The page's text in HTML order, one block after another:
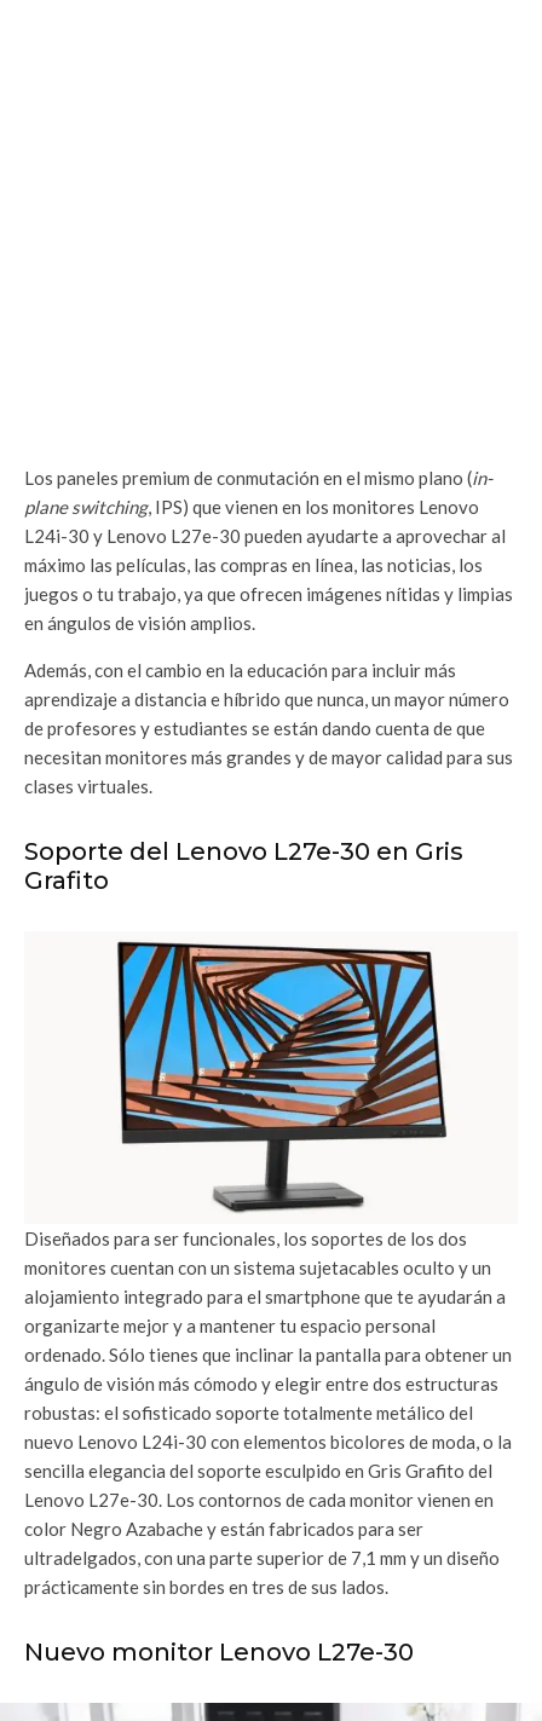
Los paneles premium de conmutación en el mismo plano (in-
plane switching, IPS) que vienen en los monitores Lenovo
L24i-30 y Lenovo L27e-30 pueden ayudarte a aprovechar al
máximo las películas, las compras en línea, las noticias, los
juegos o tu trabajo, ya que ofrecen imágenes nítidas y limpias
en ángulos de visión amplios.
Además, con el cambio en la educación para incluir más
aprendizaje a distancia e híbrido que nunca, un mayor número
de profesores y estudiantes se están dando cuenta de que
necesitan monitores más grandes y de mayor calidad para sus
clases virtuales.
Soporte del Lenovo L27e-30 en Gris
Grafito
Diseñados para ser funcionales, los soportes de los dos
monitores cuentan con un sistema sujetacables oculto y un
alojamiento integrado para el smartphone que te ayudarán a
organizarte mejor y a mantener tu espacio personal
ordenado. Sólo tienes que inclinar la pantalla para obtener un
ángulo de visión más cómodo y elegir entre dos estructuras
robustas: el sofisticado soporte totalmente metálico del
nuevo Lenovo L24i-30 con elementos bicolores de moda, o la
sencilla elegancia del soporte esculpido en Gris Grafito del
Lenovo L27e-30. Los contornos de cada monitor vienen en
color Negro Azabache y están fabricados para ser
ultradelgados, con una parte superior de 7,1 mm y un diseño
prácticamente sin bordes en tres de sus lados.
Nuevo monitor Lenovo L27e-30